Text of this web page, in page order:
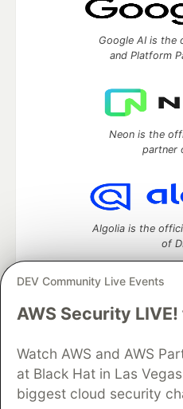
DEV Community Live Events
AWS Security
Watch AWS and AWS
at Black Hat in Las
biggest cloud security
Google AI is the
and Platform
Neon is the
partner
Algolia is the
of
DEV Community— A space to
Home
DEV
DEV Education Tracks
Organization Accounts
DEV
Free Postgres